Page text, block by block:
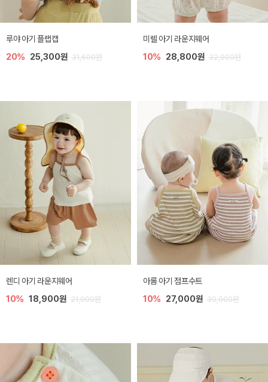
루야 아기 플랩캡
20% 25,300원 31,600원
미렐 아기 라운지웨어
10% 28,800원 32,000원
렌디 아기 라운지웨어
10% 18,900원 21,000원
아롬 아기 점프수트
10% 27,000원 30,000원